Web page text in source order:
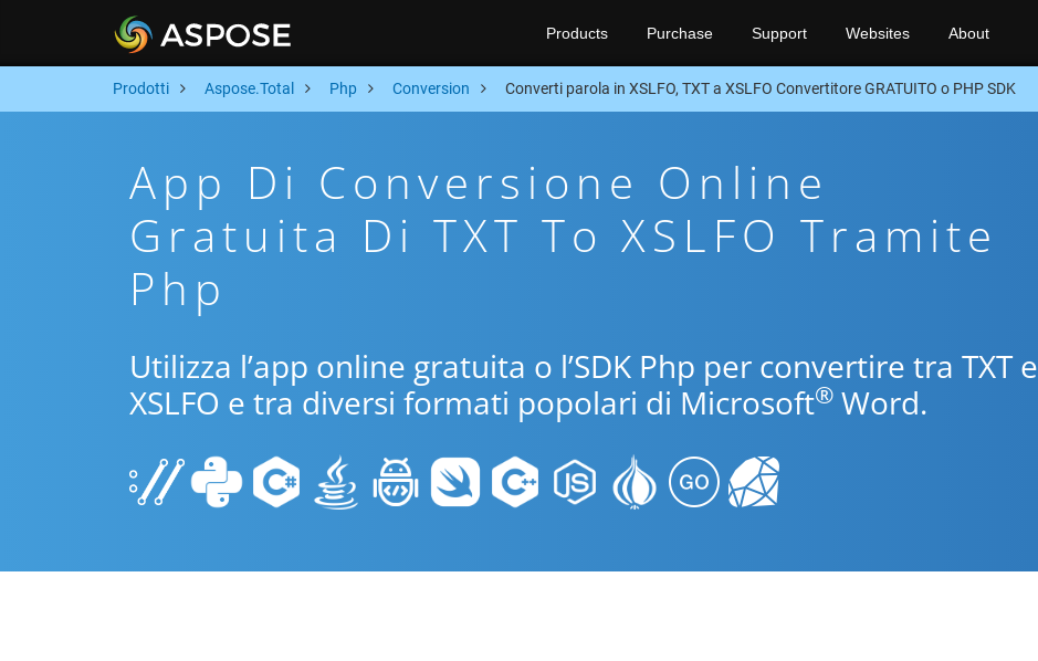
Products Purchase Support Websites About
Prodotti Aspose.Total Php Conversion Converti parola in XSLFO, TXT a XSLFO Convertitore GRATUITO o PHP SDK
App Di Conversione Online
Gratuita Di TXT To XSLFO Tramite
Php
Utilizza l’app online gratuita o l’SDK Php per convertire tra TXT e
XSLFO e tra diversi formati popolari di Microsoft® Word.